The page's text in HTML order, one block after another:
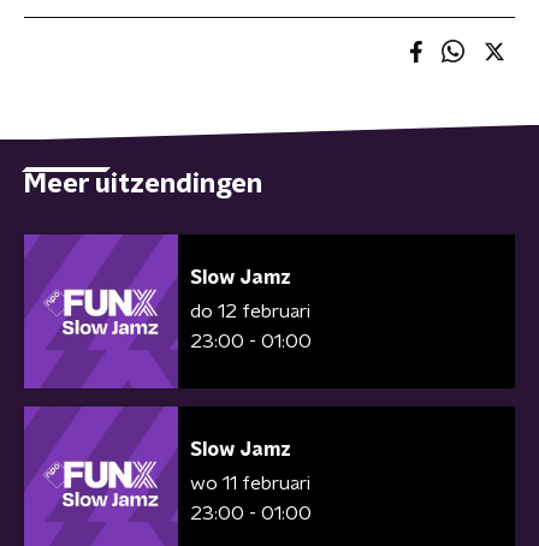
Meer uitzendingen
Slow Jamz
do 12 februari
23:00 - 01:00
Slow Jamz
wo 11 februari
23:00 - 01:00